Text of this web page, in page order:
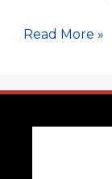
Read More »